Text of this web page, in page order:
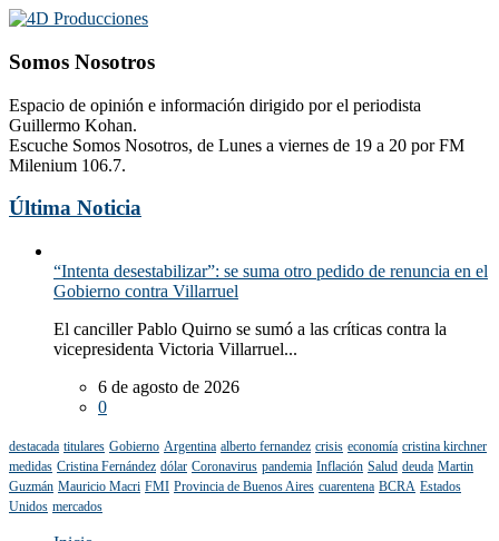
Somos Nosotros
Espacio de opinión e información dirigido por el periodista
Guillermo Kohan.
Escuche Somos Nosotros, de Lunes a viernes de 19 a 20 por FM
Milenium 106.7.
Última Noticia
“Intenta desestabilizar”: se suma otro pedido de renuncia en el
Gobierno contra Villarruel
El canciller Pablo Quirno se sumó a las críticas contra la
vicepresidenta Victoria Villarruel...
6 de agosto de 2026
0
destacada titulares Gobierno Argentina alberto fernandez crisis economía cristina kirchner
medidas Cristina Fernández dólar Coronavirus pandemia Inflación Salud deuda Martin
Guzmán Mauricio Macri FMI Provincia de Buenos Aires cuarentena BCRA Estados
Unidos mercados